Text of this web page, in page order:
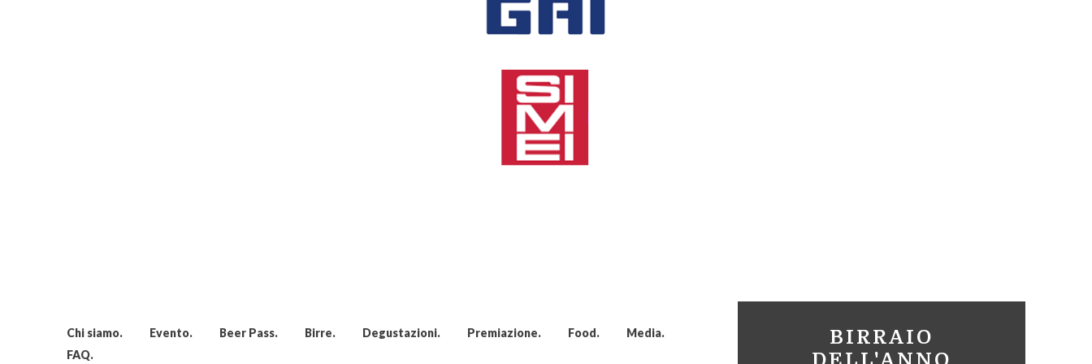
Chi siamo Evento Beer Pass Birre Degustazioni Premiazione Food
Media
FAQ
BIRRAIO